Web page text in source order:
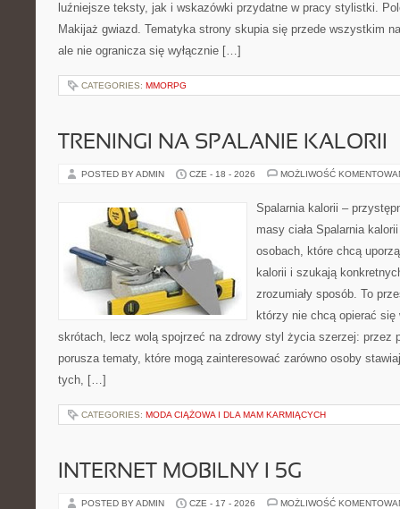
luźniejsze teksty, jak i wskazówki przydatne w pracy stylistki.
Makijaż gwiazd. Tematyka strony skupia się przede wszystkim
ale nie ogranicza się wyłącznie […]
CATEGORIES: MMORPG
TRENINGI NA SPALANIE KALORII
POSTED BY ADMIN CZE - 18 - 2026 MOŻLIWOŚĆ
Spalarnia kalorii –
masy ciała Spalarnia
osobach, które chcą
kalorii i szukają
zrozumiały sposób. To
którzy nie chcą opierać się
skrótach, lecz wolą spojrzeć na zdrowy styl życia szerzej: przez
porusza tematy, które mogą zainteresować zarówno osoby
tych, […]
CATEGORIES: MODA CIĄŻOWA I DLA MAM KARMIĄCYCH
INTERNET MOBILNY I 5G
POSTED BY ADMIN CZE - 17 - 2026 MOŻLIWOŚĆ